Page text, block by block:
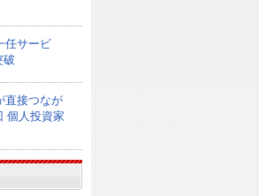
任サービ
破
直接つなが
個人投資家